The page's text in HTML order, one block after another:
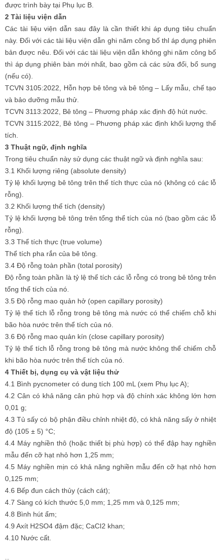
được trình bày tại Phụ lục B.
2 Tài liệu viện dẫn
Các tài liệu viện dẫn sau đây là cần thiết khi áp dụng tiêu chuẩn
này. Đối với các tài liệu viện dẫn ghi năm công bố thl áp dụng phiên
bản được nêu. Đối với các tài liệu viện dẫn không ghi năm công bố
thì áp dụng phiên bàn mới nhất, bao gồm cả các sửa đổi, bổ sung
(nếu có).
TCVN 3105:2022, Hỗn hợp bê tông và bê tông – Lấy mẫu, chế tạo
và bảo dưỡng mẫu thử.
TCVN 3113:2022, Bê tông – Phương pháp xác định độ hút nước.
TCVN 3115:2022, Bê tông – Phương pháp xác định khối lượng thể
tích.
3 Thuật ngữ, định nghĩa
Trong tiêu chuẩn này sử dụng các thuật ngữ và định nghĩa sau:
3.1 Khối lượng riêng (absolute density)
Tỷ lệ khối lượng bê tông trên thể tích thực của nó (không có các lỗ
rỗng).
3.2 Khối lượng thể tích (density)
Tỷ lệ khối lượng bê tông trên tổng thể tích của nó (bao gồm các lỗ
rỗng).
3.3 Thể tích thực (true volume)
Thể tích pha rắn của bê tông.
3.4 Độ rỗng toàn phần (total porosity)
Độ rỗng toàn phần là tỷ lệ thể tích các lỗ rỗng có trong bê tông trên
tổng thể tích của nó.
3.5 Độ rỗng mao quản hở (open capillary porosity)
Tỷ lệ thể tích lỗ rỗng trong bê tông mà nước có thể chiếm chỗ khi
bão hòa nước trên thể tích của nó.
3.6 Độ rỗng mao quản kín (close capillary porosity)
Tỷ lệ thể tích lỗ rỗng trong bê tông mà nước không thể chiếm chỗ
khi bão hòa nước trên thể tích của nó.
4 Thiết bị, dụng cụ và vật liệu thử
4.1 Bình pycnometer có dung tích 100 mL (xem Phụ lục A);
4.2 Cân có khả năng cân phù hợp và độ chính xác không lớn hơn
0,01 g;
4.3 Tủ sấy có bộ phận điều chỉnh nhiệt độ, có khả năng sấy ở nhiệt
độ (105 ± 5) °C;
4.4 Máy nghiền thô (hoặc thiết bị phù hợp) có thể đập hay nghiền
mẫu đến cỡ hạt nhỏ hơn 1,25 mm;
4.5 Máy nghiền mịn có khả năng nghiền mẫu đến cỡ hạt nhỏ hơn
0,125 mm;
4.6 Bếp đun cách thủy (cách cát);
4.7 Sàng có kích thước 5,0 mm; 1,25 mm và 0,125 mm;
4.8 Bình hút ẩm;
4.9 Axít H2SO4 đậm đặc; CaCI2 khan;
4.10 Nước cất.